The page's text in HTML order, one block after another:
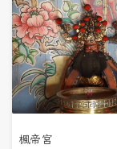
楓帝宮